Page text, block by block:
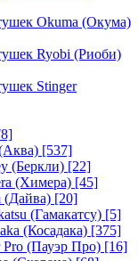
Okuma (Окума)
Ryobi (Риоби)
Stinger
[537]
(Беркли) [22]
(Химера) [45]
[20]
(Гамакатсу) [5]
(Косадака) [375]
(Пауэр Про) [16]